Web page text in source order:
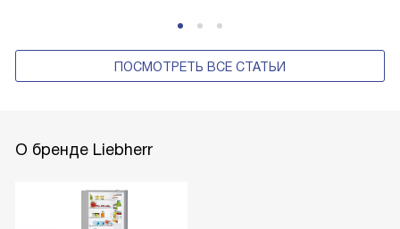
ПОСМОТРЕТЬ ВСЕ СТАТЬИ
О бренде Liebherr